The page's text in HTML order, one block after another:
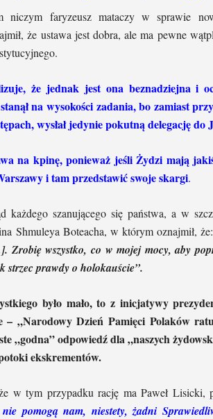
niczym faryzeusz mataczy w sprawie
że ustawa jest dobra, ale ma pewne
że jednak jest ona beznadziejna i
na wysokości zadania, bo zamiast
wysłał jedynie pokutną delegację do
na kpinę, ponieważ jeśli Żydzi mają
i tam przedstawić swoje skargi.
każdego szanującego się państwa, a w
Shmuleya Boteacha, w którym oznajmił,
Zrobię wszystko, co w mojej mocy, aby
strzec prawdy o holokauście”.
było mało, to z inicjatywy
– „Narodowy Dzień Pamięci Polaków
„godna” odpowiedź dla „naszych
ekskrementów.
w tym przypadku rację ma Paweł Lisicki,
pomogą nam, niestety, żadni